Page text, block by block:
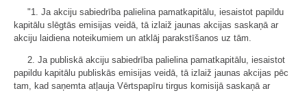
"1. Ja akciju sabiedrība palielina pamatkapitālu, iesaistot papildu
kapitālu slēgtās emisijas veidā, tā izlaiž jaunas akcijas saskaņā ar
akciju laidiena noteikumiem un atklāj parakstīšanos uz tām.
2. Ja publiskā akciju sabiedrība palielina pamatkapitālu, iesaistot
papildu kapitālu publiskās emisijas veidā, tā izlaiž jaunas akcijas pēc
tam, kad saņemta atļauja Vērtspapīru tirgus komisijā saskaņā ar